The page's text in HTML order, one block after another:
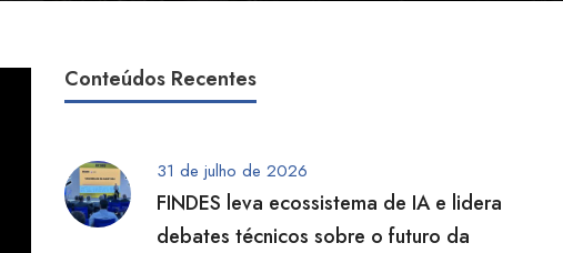
Conteúdos Recentes
31 de julho de 2026
FINDES leva ecossistema de IA e lidera
debates técnicos sobre o futuro da